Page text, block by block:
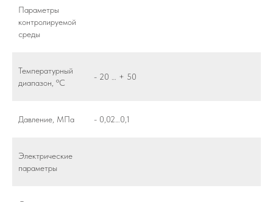
Параметры
контролируемой
среды
Температурный
диапазон, ºС
- 20 … + 50
Давление, МПа - 0,02…0,1
Электрические
параметры